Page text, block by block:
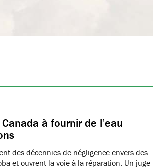
à fournir de l’eau
des décennies de négligence envers des
et ouvrent la voie à la réparation. Un juge